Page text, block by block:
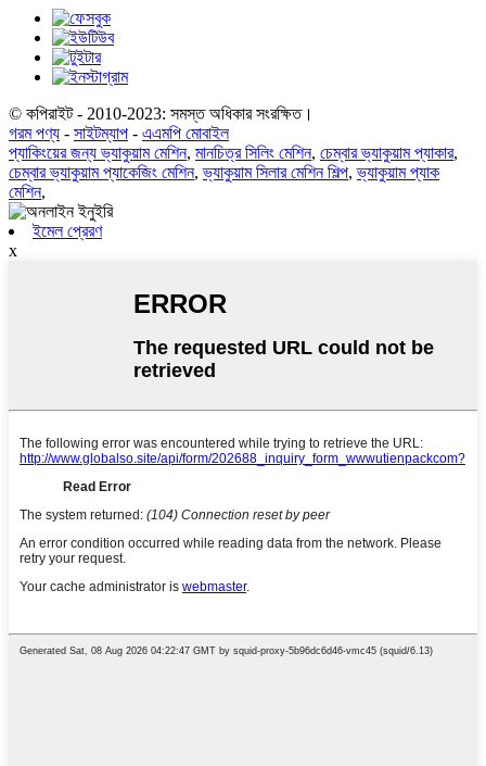
© কপিরাইট - 2010-2023: সমস্ত অধিকার সংরক্ষিত।
গরম পণ্য - সাইটম্যাপ - এএমপি মোবাইল
প্যাকিংয়ের জন্য ভ্যাকুয়াম মেশিন, মানচিত্র সিলিং মেশিন, চেম্বার ভ্যাকুয়াম প্যাকার,
চেম্বার ভ্যাকুয়াম প্যাকেজিং মেশিন,ভ্যাকুয়াম সিলার মেশিন শিল্প,ভ্যাকুয়াম প্যাক
মেশিন,
ইমেল প্রেরণ
x